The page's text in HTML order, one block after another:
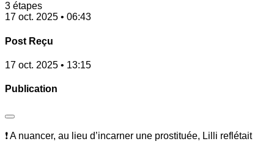
3 étapes
17 oct. 2025 • 06:43
Post Reçu
17 oct. 2025 • 13:15
Publication
❗ A nuancer, au lieu d’incarner une prostituée, Lilli reflétait